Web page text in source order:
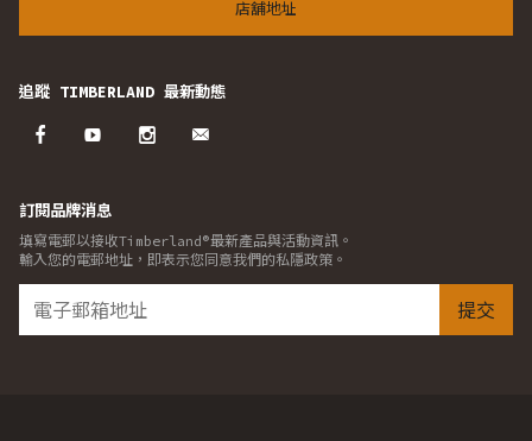
店舖地址
追蹤 TIMBERLAND 最新動態
訂閱品牌消息
填寫電郵以接收Timberland®最新產品與活動資訊。
輸入您的電郵地址，即表示您同意我們的私隱政策。
提交